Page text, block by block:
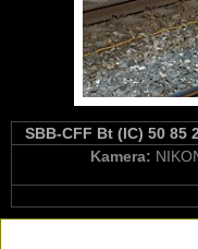
SBB-CFF Bt (IC) 50 85
Kamera: